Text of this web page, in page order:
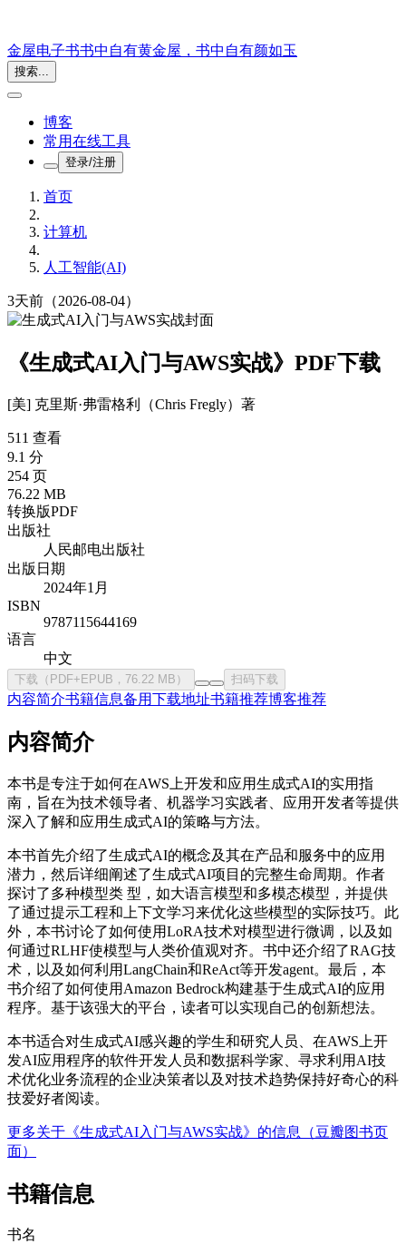
金屋电子书书中自有黄金屋，书中自有颜如玉
搜索...
博客
常用在线工具
登录/注册
首页
计算机
人工智能(AI)
3天前 （2026-08-04）
《生成式AI入门与AWS实战》PDF下载
[美] 克里斯·弗雷格利（Chris Fregly） 著
511 查看
9.1 分
254 页
76.22 MB
转换版PDF
出版社
人民邮电出版社
出版日期
2024年1月
ISBN
9787115644169
语言
中文
下载（PDF+EPUB，76.22 MB） 扫码下载
内容简介书籍信息备用下载地址书籍推荐博客推荐
内容简介
本书是专注于如何在AWS上开发和应用生成式AI的实用指
南，旨在为技术领导者、机器学习实践者、应用开发者等提供
深入了解和应用生成式AI的策略与方法。
本书首先介绍了生成式AI的概念及其在产品和服务中的应用
潜力，然后详细阐述了生成式AI项目的完整生命周期。作者
探讨了多种模型类 型，如大语言模型和多模态模型，并提供
了通过提示工程和上下文学习来优化这些模型的实际技巧。此
外，本书讨论了如何使用LoRA技术对模型进行微调，以及如
何通过RLHF使模型与人类价值观对齐。书中还介绍了RAG技
术，以及如何利用LangChain和ReAct等开发agent。最后，本
书介绍了如何使用Amazon Bedrock构建基于生成式AI的应用
程序。基于该强大的平台，读者可以实现自己的创新想法。
本书适合对生成式AI感兴趣的学生和研究人员、在AWS上开
发AI应用程序的软件开发人员和数据科学家、寻求利用AI技
术优化业务流程的企业决策者以及对技术趋势保持好奇心的科
技爱好者阅读。
更多关于《生成式AI入门与AWS实战》的信息（豆瓣图书页
面）
书籍信息
书名